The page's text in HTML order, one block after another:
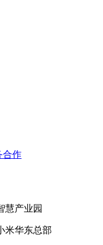
合作
慧产业园
米华东总部